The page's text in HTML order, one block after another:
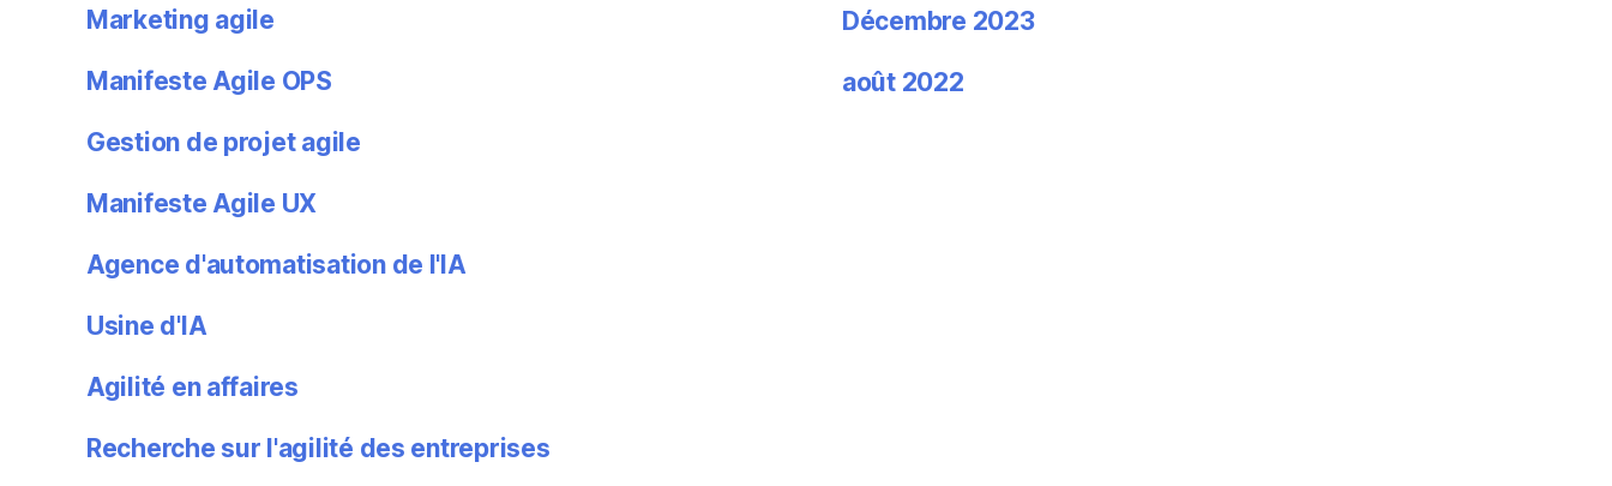
Marketing agile
Manifeste Agile OPS
Gestion de projet agile
Manifeste Agile UX
Agence d'automatisation de l'IA
Usine d'IA
Agilité en affaires
Recherche sur l'agilité des entreprises
Décembre 2023
août 2022